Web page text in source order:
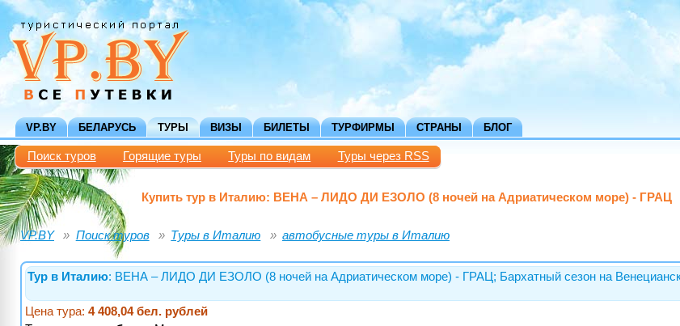
VP.BY БЕЛАРУСЬ ТУРЫ ВИЗЫ БИЛЕТЫ ТУРФИРМЫ СТРАНЫ БЛОГ
Поиск туров Горящие туры Туры по видам Туры через RSS
Купить тур в Италию: ВЕНА – ЛИДО ДИ ЕЗОЛО (8 ночей на Адриатическом море) - ГРАЦ
VP.BY Поиск туров Туры в Италию автобусные туры в Италию
Тур в Италию: ВЕНА – ЛИДО ДИ ЕЗОЛО (8 ночей на Адриатическом море) - ГРАЦ; Бархатный сезон на
Цена тура: 4 408,04 бел. рублей